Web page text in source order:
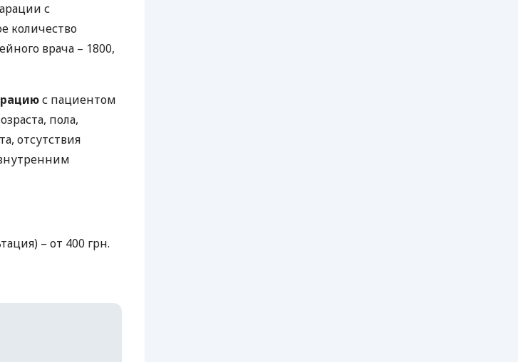
с
количество
врача – 1800,
с пациентом
пола,
отсутствия
– от 400 грн.